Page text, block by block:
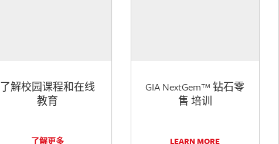
了解校园课程和在线
教育
了解更多
GIA NextGem™ 钻石零
售 培训
LEARN MORE